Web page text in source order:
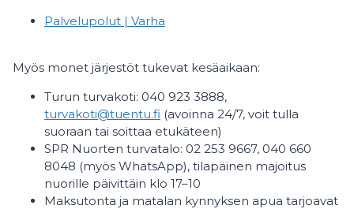
Palvelupolut | Varha
Myös monet järjestöt tukevat kesäaikaan:
Turun turvakoti: 040 923 3888,
turvakoti@tuentu.fi (avoinna 24/7, voit tulla
suoraan tai soittaa etukäteen)
SPR Nuorten turvatalo: 02 253 9667, 040 660
8048 (myös WhatsApp), tilapäinen majoitus
nuorille päivittäin klo 17–10
Maksutonta ja matalan kynnyksen apua tarjoavat